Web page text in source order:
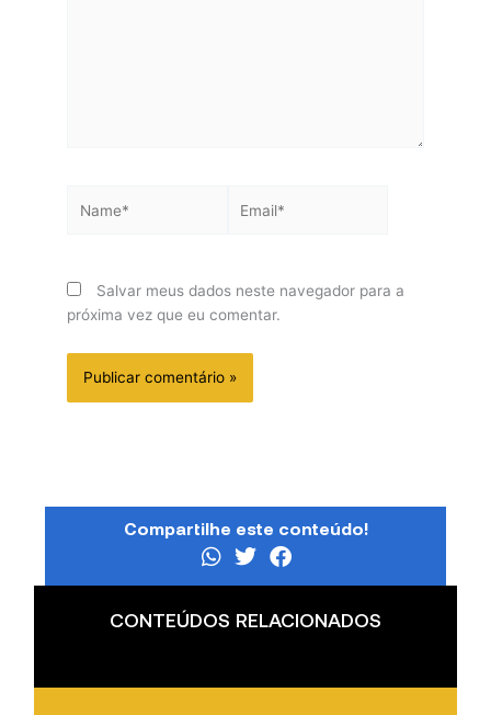
Salvar meus dados neste navegador para a
próxima vez que eu comentar.
Compartilhe este conteúdo!
CONTEÚDOS RELACIONADOS